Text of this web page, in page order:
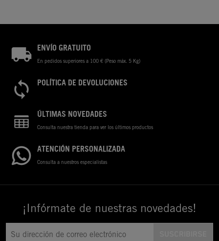
ENVÍO GRATUITO
En pedidos superiores a 100 € (Peso máx. 5 Kg)
POLÍTICA DE DEVOLUCIONES
ÚLTIMAS NOVEDADES
Consulta nuestra tienda para ver los últimos productos
ATENCIÓN PERSONALIZADA
Consulta a nuestros especialistas
¡Infórmate de nuestras novedades!